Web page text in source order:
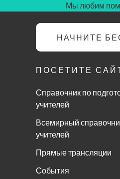
Мы любим
НАЧНИТЕ
ПОСЕТИТЕ
Справочник по
учителей
Всемирный
учителей
Прямые трансляции
События